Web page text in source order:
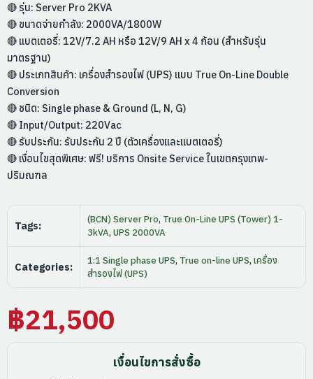
🔴 รุ่น: Server Pro 2KVA
🔴 ขนาดจ่ายกำลัง: 2000VA/1800W
🔴 แบตเตอรี่: 12V/7.2 AH หรือ 12V/9 AH x 4 ก้อน (สำหรับรุ่น
มาตรฐาน)
🔴 ประเภทสินค้า: เครื่องสำรองไฟ (UPS) แบบ True On-Line Double
Conversion
🔴 ชนิด: Single phase & Ground (L, N, G)
🔴 Input/Output: 220Vac
🔴 รับประกัน: รับประกัน 2 ปี (ตัวเครื่องและแบตเตอรี่)
🔴 เงื่อนไขสุดพิเศษ: ฟรี! บริการ Onsite Service ในเขตกรุงเทพ-
ปริมณฑล
Tags: (BCN) Server Pro, True On-Line UPS (Tower) 1-
3kVA, UPS 2000VA
Categories: 1:1 Single phase UPS, True on-line UPS, เครื่อง
สำรองไฟ (UPS)
฿21,500
เงื่อนไขการสั่งซื้อ